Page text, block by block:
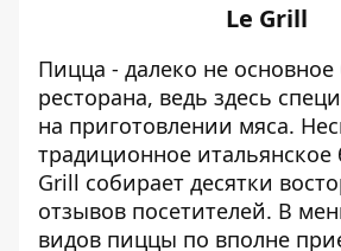
Le Grill
Пицца - далеко не основное
ресторана, ведь здесь
на приготовлении мяса.
традиционное итальянское
Grill собирает десятки
отзывов посетителей. В
видов пиццы по вполне